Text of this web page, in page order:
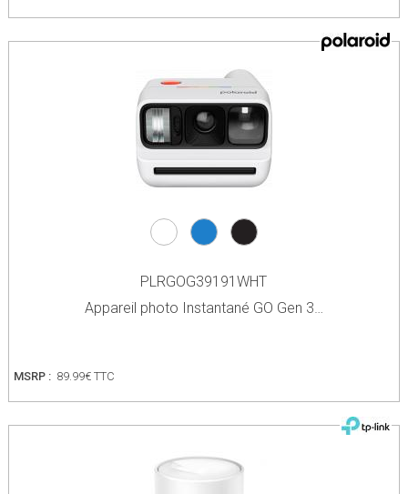
PLRGOG39191WHT
Appareil photo Instantané GO Gen 3…
MSRP : 89.99€ TTC